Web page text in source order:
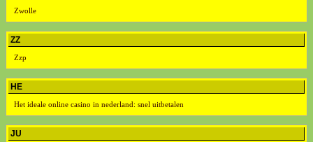
Zwolle
ZZ
Zzp
HE
Het ideale online casino in nederland: snel uitbetalen
JU